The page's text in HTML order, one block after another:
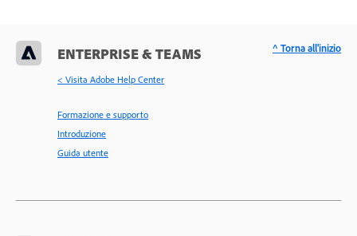
ENTERPRISE & TEAMS
< Visita Adobe Help Center
Formazione e supporto
Introduzione
Guida utente
^ Torna all'inizio